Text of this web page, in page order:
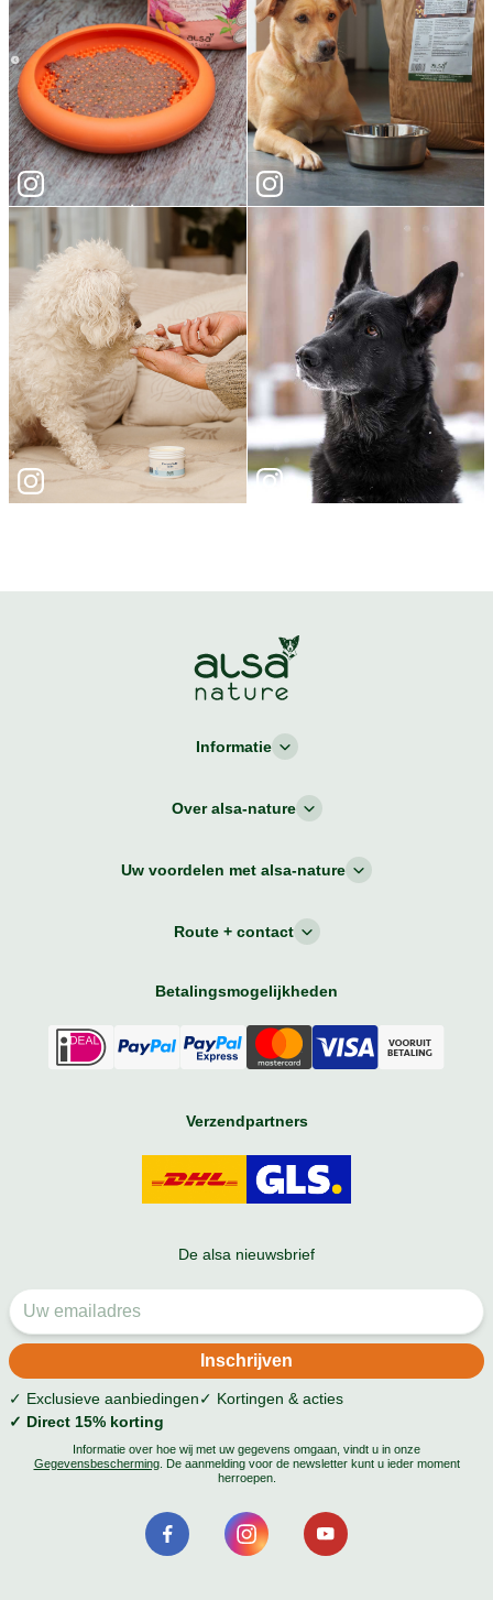
Informatie
Over alsa-nature
Uw voordelen met alsa-nature
Route + contact
Betalingsmogelijkheden
Verzendpartners
De alsa nieuwsbrief
✓ Exclusieve aanbiedingen✓ Kortingen & acties
✓ Direct 15% korting
Informatie over hoe wij met uw gegevens omgaan, vindt u in onze
Gegevensbescherming. De aanmelding voor de newsletter kunt u ieder moment
herroepen.